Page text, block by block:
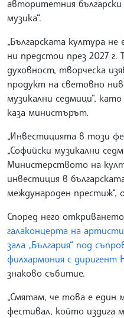
авторитетния български
музика“.
„Българската култура
ни предстои през 2027
духовност, творческа
продукт на световно
музикални седмици“,
каза министърът.
„Инвестицията в този
„Софийски музикални
Министерството на
инвестиция в
международен престиж“,
Според него
галаконцерта на
зала „България“ под
филхармония с диригент
знаково събитие.
„Смятам, че това е един
фестивал, който издига